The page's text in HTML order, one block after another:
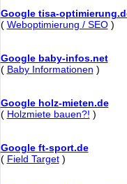
Google tisa-
( Weboptimierung / SEO)
Google baby-infos.net
( Baby Informationen )
Google holz-mieten.de
( Holzmiete bauen?! )
Google ft-sport.de
( Field Target)